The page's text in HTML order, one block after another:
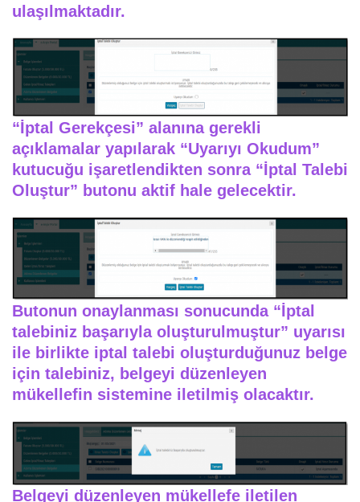
ulaşılmaktadır.
“İptal Gerekçesi” alanına gerekli
açıklamalar yapılarak “Uyarıyı Okudum”
kutucuğu işaretlendikten sonra “İptal Talebi
Oluştur” butonu aktif hale gelecektir.
Butonun onaylanması sonucunda “İptal
talebiniz başarıyla oluşturulmuştur” uyarısı
ile birlikte iptal talebi oluşturduğunuz belge
için talebiniz, belgeyi düzenleyen
mükellefin sistemine iletilmiş olacaktır.
Belgeyi düzenleyen mükellefe iletilen